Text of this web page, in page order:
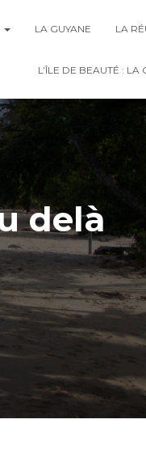
LA GUYANE LA
L’ÎLE DE BEAUTÉ : LA
delà